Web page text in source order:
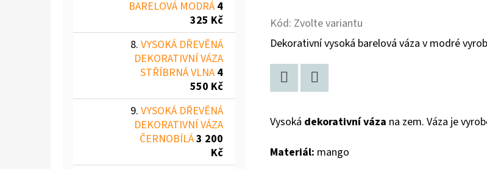
BARELOVÁ MODRÁ 4
325 Kč
VYSOKÁ DŘEVĚNÁ
DEKORATIVNÍ VÁZA
STŘÍBRNÁ VLNA 4
550 Kč
VYSOKÁ DŘEVĚNÁ
DEKORATIVNÍ VÁZA
ČERNOBÍLÁ3 200
Kč
Kód: Zvolte variantu
Dekorativní vysoká barelová váza v modré
Vysoká dekorativní váza na zem. Váza je
Materiál: mango